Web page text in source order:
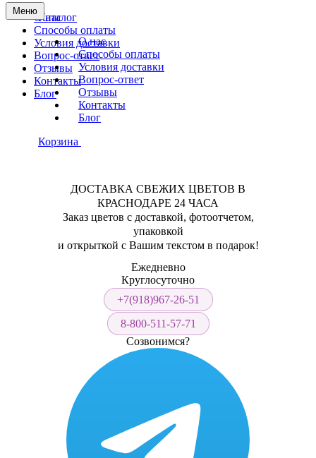
Меню
О нас
Способы оплаты
Условия доставки
Вопрос-ответ
Отзывы
Контакты
Блог
Каталог
О нас
Способы оплаты
Условия доставки
Вопрос-ответ
Отзывы
Контакты
Блог
Корзина
ДОСТАВКА СВЕЖИХ ЦВЕТОВ В
КРАСНОДАРЕ 24 ЧАСА
Заказ цветов с доставкой, фотоотчетом,
упаковкой
и открыткой с Вашим текстом в подарок!
Ежедневно
Круглосуточно
+7(918)967-26-51
8-800-511-57-71
Созвонимся?